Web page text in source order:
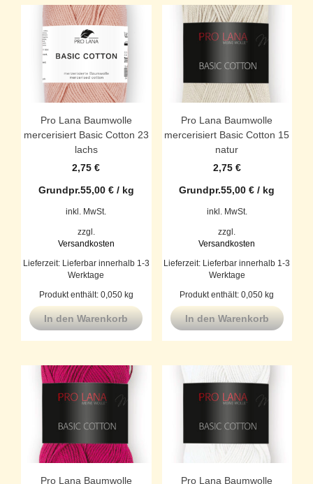
Pro Lana Baumwolle
mercerisiert Basic Cotton 23
lachs
2,75€
Grundpr.55,00 €/ kg
inkl. MwSt.
zzgl.
Versandkosten
Lieferzeit: Lieferbar innerhalb 1-3
Werktage
Produkt enthält: 0,050 kg
In den Warenkorb
Pro Lana Baumwolle
mercerisiert Basic Cotton 15
natur
2,75 €
Grundpr.55,00€ / kg
inkl. MwSt.
zzgl.
Versandkosten
Lieferzeit: Lieferbar innerhalb 1-3
Werktage
Produkt enthält: 0,050kg
In den Warenkorb
Pro Lana Baumwolle
Pro Lana Baumwolle